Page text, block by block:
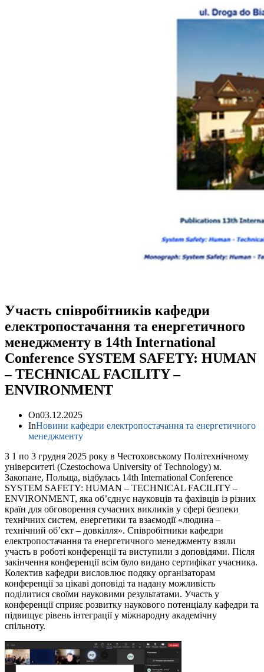
Участь співробітників кафедри
електропостачання та енергетичного
менеджменту в 14th International
Conference SYSTEM SAFETY: HUMAN
– TECHNICAL FACILITY –
ENVIRONMENT
On03.12.2025
InНовини кафедри електропостачання та енергетичного
менеджменту
З 1 по 3 грудня 2025 року в Честоховському Політехнічному
університеті (Czestochowa University of Technology) м.
Закопане, Польща, відбулась 14th International Conference
SYSTEM SAFETY: HUMAN – TECHNICAL FACILITY –
ENVIRONMENT, яка об’єднує науковців та фахівців із різних
країн для обговорення сучасних викликів у сфері безпеки
технічних систем, енергетики та взаємодії «людина –
технічний об’єкт – довкілля». Співробітники кафедри
електропостачання та енергетичного менеджменту взяли
участь в роботі конференції та виступили з доповідями. Після
закінчення конференції всім було видано сертифікат учасника.
Колектив кафедри висловлює подяку організаторам
конференції за цікаві доповіді та надану можливість
поділитися своїми науковими результатами. Участь у
конференції сприяє розвитку наукового потенціалу кафедри та
підвищує рівень інтеграції у міжнародну академічну
спільноту.